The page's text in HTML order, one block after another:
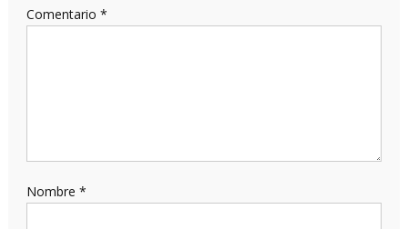
Comentario *
Nombre *